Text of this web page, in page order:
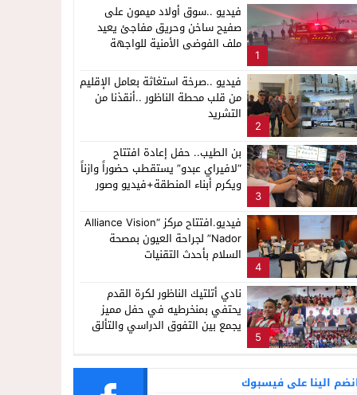
والتحريض وحملات التضليل
على الدورة الثالثة لمهرجان العيطة المرساوية
1
فيديو ..سوق أولاد ميمون على
صفيح ساخن وحريق مفاجئ يعيد
ملف الفوضى الأمنية للواجهة
2
فيديو ..صرخة استغاثة بعامل الإقليم
من قلب محطة الناظور ..أنقذنا من
التشريد
3
بن الطيب.. حفل إعادة افتتاح
“لافيراي عبدو” يستقطب حضوراً وازناً
ويكرم أبناء المنطقة+فيديو وصور
4
فيديو.افتتاح مركز “Alliance Vision
Nador” لجراحة العيون بمصحة
السلام بأحدث التقنيات
5
نادي أتلتيك الناظور لكرة القدم
يحتفي بمنخرطيه في حفل مميز
يجمع بين التفوق الدراسي والتألق
الينا على فيسبوك